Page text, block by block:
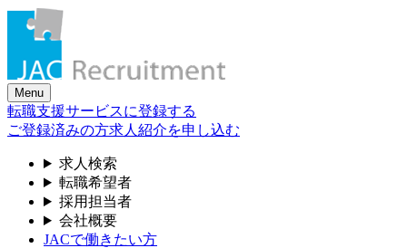
Skip
content
Menu
転職支援サービスに登録する
ご登録済みの方求人紹介を申し込む
求人検索
転職希望者
採用担当者
会社概要
JACで働きたい方